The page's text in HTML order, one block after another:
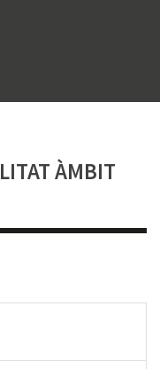
ÀMBIT